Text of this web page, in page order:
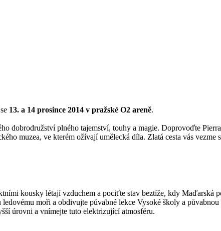
13. a 14 prosince 2014 v pražské O2 areně.
dobrodružství plného tajemství, touhy a magie. Doprovoďte
muzea, ve kterém ožívají umělecká díla. Zlatá cesta vás
kousky létají vzduchem a pociťte stav beztíže, kdy
moři a obdivujte půvabné lekce Vysoké školy a
úrovni a vnímejte tuto elektrizující atmosféru.